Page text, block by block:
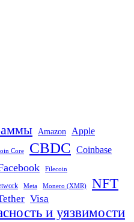
Amazon Apple
Core CBDC Coinbase
Filecoin
Meta Monero (XMR) NFT
Visa
и уязвимости